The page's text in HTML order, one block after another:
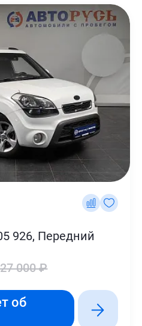
926, Передний
000 ₽
об